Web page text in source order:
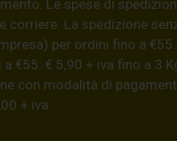
Le spese di
corriere. La spedizione
per ordini fino a
€55: € 5,90 + iva fino a 3
con modalità di
+ iva.